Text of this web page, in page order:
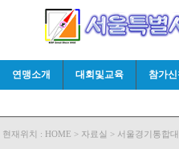
연맹소개 대회및교육 참가신
현재위치 : HOME > 자료실 > 서울경기통합